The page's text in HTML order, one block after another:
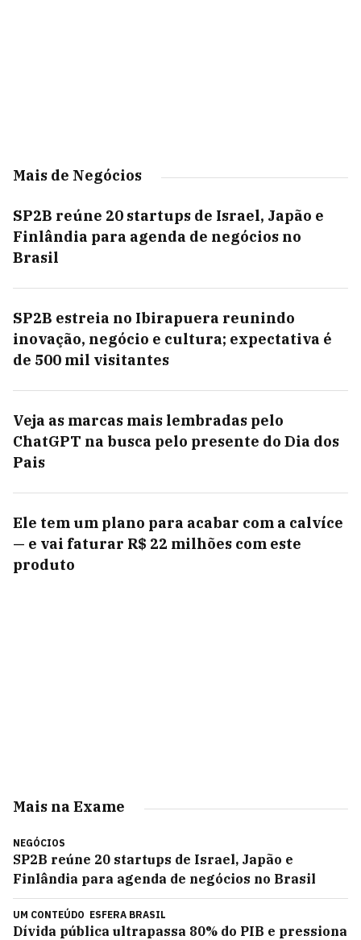
Mais de Negócios
SP2B reúne 20 startups de Israel, Japão e
Finlândia para agenda de negócios no
Brasil
SP2B estreia no Ibirapuera reunindo
inovação, negócio e cultura; expectativa é
de 500 mil visitantes
Veja as marcas mais lembradas pelo
ChatGPT na busca pelo presente do Dia dos
Pais
Ele tem um plano para acabar com a calvíce
— e vai faturar R$ 22 milhões com este
produto
Mais na Exame
NEGÓCIOS
SP2B reúne 20 startups de Israel, Japão e
Finlândia para agenda de negócios no Brasil
UM CONTEÚDO ESFERA BRASIL
Dívida pública ultrapassa 80% do PIB e pressiona